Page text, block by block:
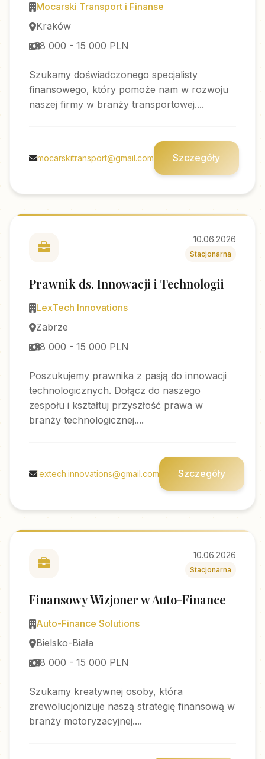
Mocarski Transport i Finanse
Kraków
8 000 - 15 000 PLN
Szukamy doświadczonego specjalisty
finansowego, który pomoże nam w rozwoju
naszej firmy w branży transportowej....
mocarskitransport@gmail.com Szczegóły
10.06.2026
Stacjonarna
Prawnik ds. Innowacji i Technologii
LexTech Innovations
Zabrze
8 000 - 15 000 PLN
Poszukujemy prawnika z pasją do innowacji
technologicznych. Dołącz do naszego
zespołu i kształtuj przyszłość prawa w
branży technologicznej....
lextech.innovations@gmail.com Szczegóły
10.06.2026
Stacjonarna
Finansowy Wizjoner w Auto-Finance
Auto-Finance Solutions
Bielsko-Biała
8 000 - 15 000 PLN
Szukamy kreatywnej osoby, która
zrewolucjonizuje naszą strategię finansową w
branży motoryzacyjnej....